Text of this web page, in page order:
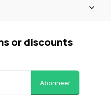
or discounts
Abonneer